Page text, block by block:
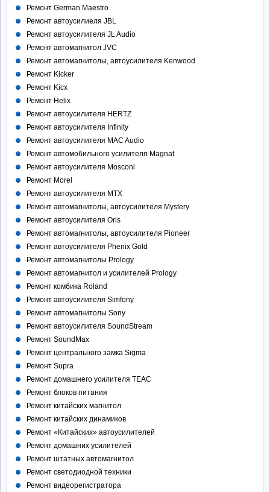
Ремонт German Maestro
Ремонт автоусилиеля JBL
Ремонт автоусилителя JL Audio
Ремонт автомагнитол JVC
Ремонт автомагнитолы, автоусилителя Kenwood
Ремонт Kicker
Ремонт Kicx
Ремонт Helix
Ремонт автоусилителя HERTZ
Ремонт автоусилителя Infinity
Ремонт автоусилителя MAC Audio
Ремонт автомобильного усилителя Magnat
Ремонт автоусилителя Mosconi
Ремонт Morel
Ремонт автоусилителя MTX
Ремонт автомагнитолы, автоусилителя Mystery
Ремонт автоусилителя Oris
Ремонт автомагнитолы, автоусилителя Pioneer
Ремонт автоусилителя Phenix Gold
Ремонт автомагнитолы Prology
Ремонт автомагнитол и усилителей Prology
Ремонт комбика Roland
Ремонт автоусилителя Simfony
Ремонт автомагнитолы Sony
Ремонт автоусилителя SoundStream
Ремонт SoundMax
Ремонт центрального замка Sigma
Ремонт Supra
Ремонт домашнего усилителя TEAC
Ремонт блоков питания
Ремонт китайских магнитол
Ремонт китайских динамиков
Ремонт «Китайских» автоусилителей
Ремонт домашних усилителей
Ремонт штатных автомагнитол
Ремонт светодиодной техники
Ремонт видеорегистратора